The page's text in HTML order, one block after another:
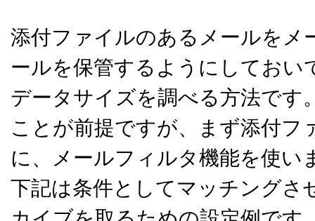
添付ファイルのあるメールをメ
ールを保管するようにしておい
データサイズを調べる方法です
ことが前提ですが、まず添付
に、メールフィルタ機能を使い
下記は条件としてマッチングさ